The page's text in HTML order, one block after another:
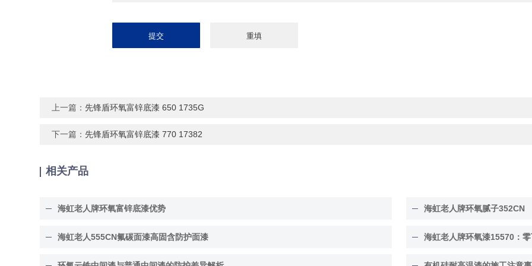
上一篇： 先锋盾环氧富锌底漆 650 1735G
下一篇： 先锋盾环氧富锌底漆 770 17382
相关产品
海虹老人牌环氧富锌底漆优势 海虹老人牌环氧腻子352CN
海虹老人555CN氟碳面漆高固含防护面漆 海虹老人牌环氧漆15570：